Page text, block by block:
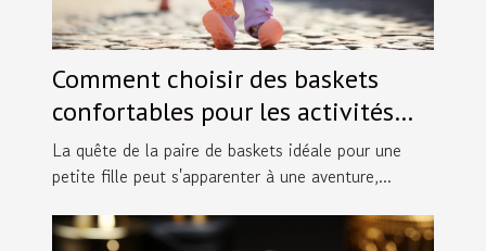
Comment choisir des baskets
confortables pour les activités
des petites filles en taille 30
La quête de la paire de baskets idéale pour une
petite fille peut s'apparenter à une aventure,...